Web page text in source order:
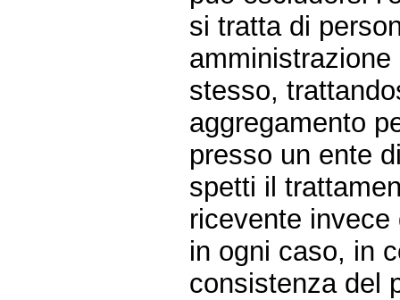
si tratta di
stesso,
aggregamento
presso un ente
spetti il
ricevente
in ogni caso, in
consistenza del